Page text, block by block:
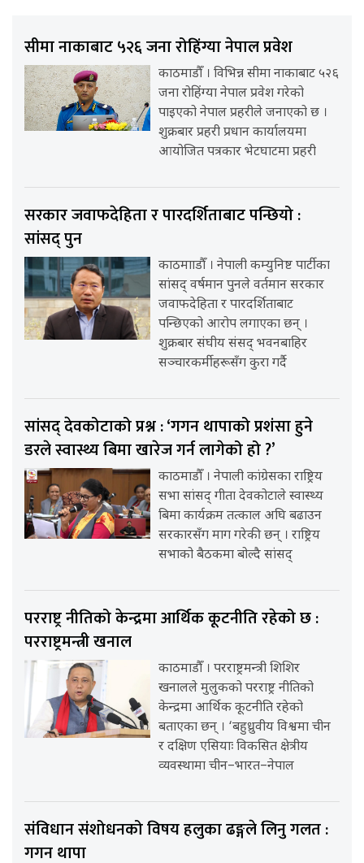
सीमा नाकाबाट ५२६ जना रोहिंग्या नेपाल प्रवेश
काठमाडौँ । विभिन्न सीमा नाकाबाट ५२६
जना रोहिंग्या नेपाल प्रवेश गरेको
पाइएको नेपाल प्रहरीले जनाएको छ ।
शुक्रबार प्रहरी प्रधान कार्यालयमा
आयोजित पत्रकार भेटघाटमा प्रहरी
सरकार जवाफदेहिता र पारदर्शिताबाट पन्छियो :
सांसद् पुन
काठमााडौँ । नेपाली कम्युनिष्ट पार्टीका
सांसद् वर्षमान पुनले वर्तमान सरकार
जवाफदेहिता र पारदर्शिताबाट
पन्छिएको आरोप लगाएका छन् ।
शुक्रबार संघीय संसद् भवनबाहिर
सञ्चारकर्मीहरूसँग कुरा गर्दै
सांसद् देवकोटाको प्रश्न : ‘गगन थापाको प्रशंसा हुने
डरले स्वास्थ्य बिमा खारेज गर्न लागेको हो ?’
काठमाडौँ । नेपाली कांग्रेसका राष्ट्रिय
सभा सांसद् गीता देवकोटाले स्वास्थ्य
बिमा कार्यक्रम तत्काल अघि बढाउन
सरकारसँग माग गरेकी छन् । राष्ट्रिय
सभाको बैठकमा बोल्दै सांसद्
परराष्ट्र नीतिको केन्द्रमा आर्थिक कूटनीति रहेको छ :
परराष्ट्रमन्त्री खनाल
काठमाडौँ । परराष्ट्रमन्त्री शिशिर
खनालले मुलुकको परराष्ट्र नीतिको
केन्द्रमा आर्थिक कूटनीति रहेको
बताएका छन् । ‘बहुध्रुवीय विश्वमा चीन
र दक्षिण एसियाः विकसित क्षेत्रीय
व्यवस्थामा चीन–भारत–नेपाल
संविधान संशोधनको विषय हलुका ढङ्गले लिनु गलत :
गगन थापा